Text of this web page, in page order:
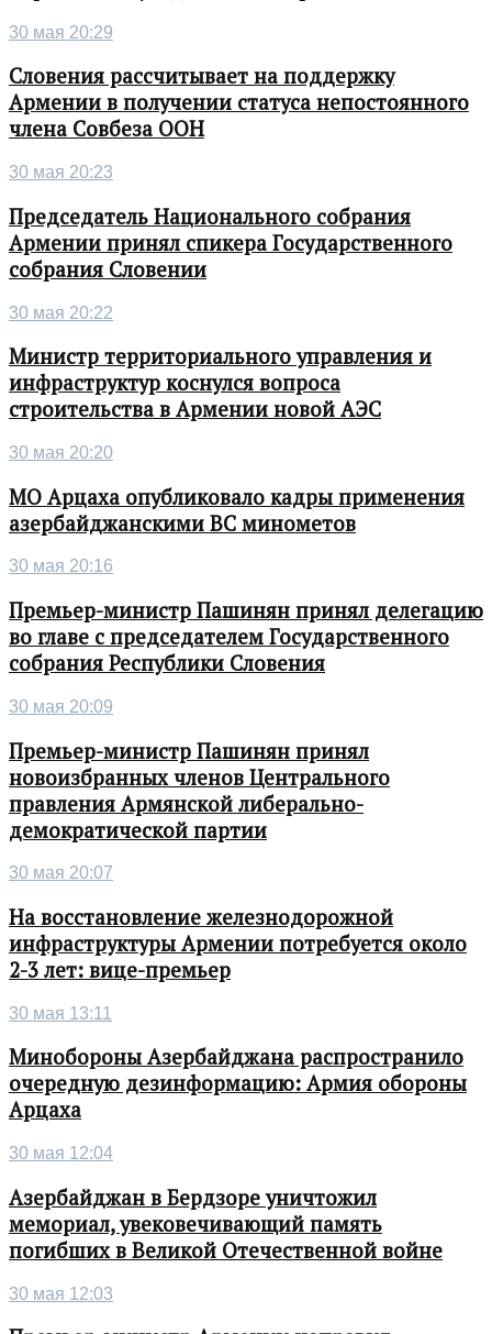
30 мая 20:29
Словения рассчитывает на поддержку
Армении в получении статуса непостоянного
члена Совбеза ООН
30 мая 20:23
Председатель Национального собрания
Армении принял спикера Государственного
собрания Словении
30 мая 20:22
Министр территориального управления и
инфраструктур коснулся вопроса
строительства в Армении новой АЭС
30 мая 20:20
МО Арцаха опубликовало кадры применения
азербайджанскими ВС минометов
30 мая 20:16
Премьер-министр Пашинян принял делегацию
во главе с председателем Государственного
собрания Республики Словения
30 мая 20:09
Премьер-министр Пашинян принял
новоизбранных членов Центрального
правления Армянской либерально-
демократической партии
30 мая 20:07
На восстановление железнодорожной
инфраструктуры Армении потребуется около
2-3 лет: вице-премьер
30 мая 13:11
Минобороны Азербайджана распространило
очередную дезинформацию: Армия обороны
Арцаха
30 мая 12:04
Азербайджан в Бердзоре уничтожил
мемориал, увековечивающий память
погибших в Великой Отечественной войне
30 мая 12:03